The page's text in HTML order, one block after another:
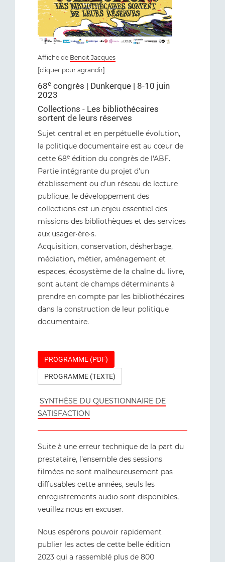
Affiche de Benoit Jacques
[cliquer pour agrandir]
68e congrès | Dunkerque | 8-10 juin
2023
Collections - Les bibliothécaires
sortent de leurs réserves
Sujet central et en perpétuelle évolution,
la politique documentaire est au cœur de
cette 68e édition du congrès de l'ABF.
Partie intégrante du projet d'un
établissement ou d'un réseau de lecture
publique, le développement des
collections est un enjeu essentiel des
missions des bibliothèques et des services
aux usager·ère·s.
Acquisition, conservation, désherbage,
médiation, métier, aménagement et
espaces, écosystème de la chaîne du livre,
sont autant de champs déterminants à
prendre en compte par les bibliothécaires
dans la construction de leur politique
documentaire.
PROGRAMME (PDF)
PROGRAMME (TEXTE)
SYNTHÈSE DU QUESTIONNAIRE DE
SATISFACTION
Suite à une erreur technique de la part du
prestataire, l'ensemble des sessions
filmées ne sont malheureusement pas
diffusables cette années, seuls les
enregistrements audio sont disponibles,
veuillez nous en excuser.
Nous espérons pouvoir rapidement
publier les actes de cette belle édition
2023 qui a rassemblé plus de 800